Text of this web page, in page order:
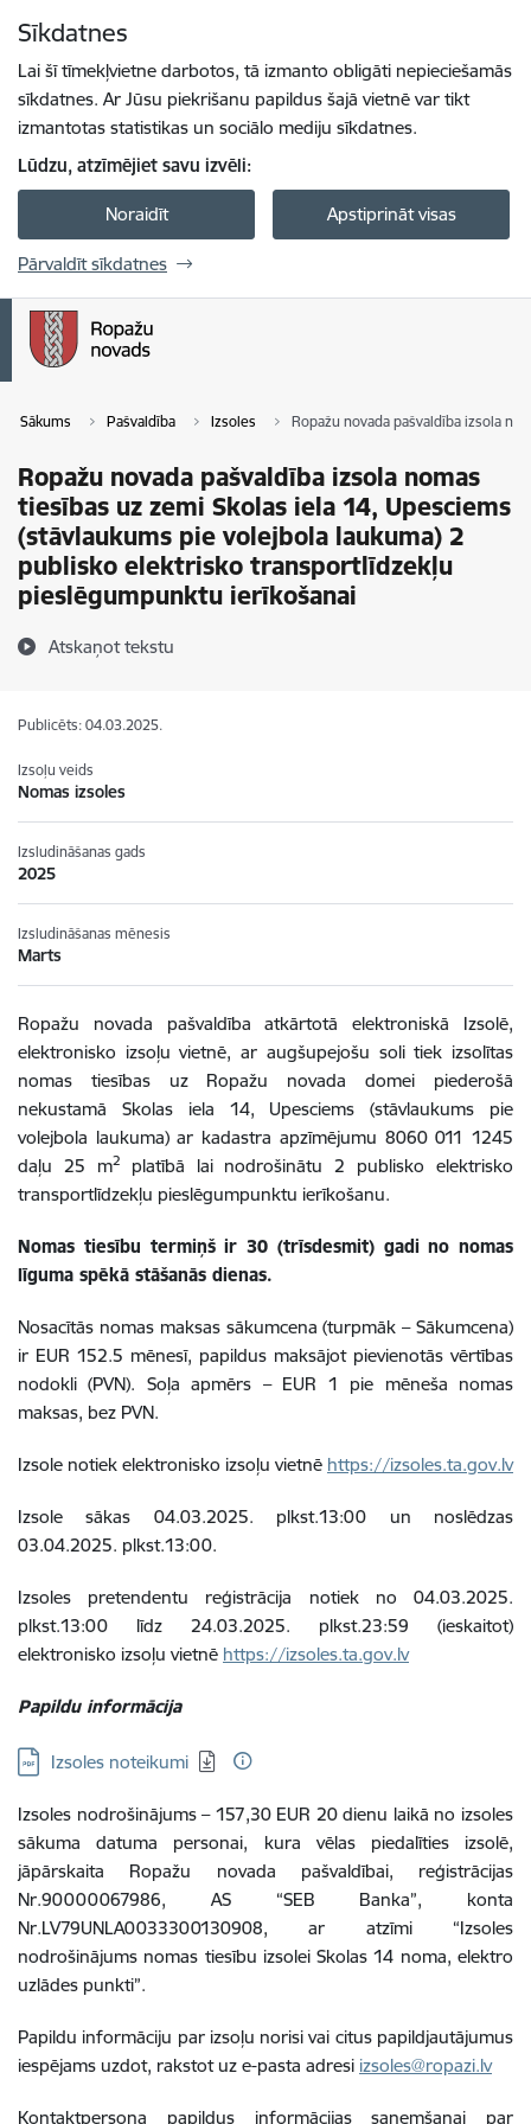
Sīkdatnes
Lai šī tīmekļvietne darbotos, tā izmanto obligāti nepieciešamās
sīkdatnes. Ar Jūsu piekrišanu papildus šajā vietnē var tikt
izmantotas statistikas un sociālo mediju sīkdatnes.
Lūdzu, atzīmējiet savu izvēli:
Noraidīt Apstiprināt visas
Pārvaldīt sīkdatnes
Sākums Pašvaldība Izsoles Ropažu novada pašvaldība izsola
Ropažu novada pašvaldība izsola nomas
tiesības uz zemi Skolas iela 14, Upesciems
(stāvlaukums pie volejbola laukuma) 2
publisko elektrisko transportlīdzekļu
pieslēgumpunktu ierīkošanai
Atskaņot tekstu
Publicēts: 04.03.2025.
Izsoļu veids
Nomas izsoles
Izsludināšanas gads
2025
Izsludināšanas mēnesis
Marts
Ropažu novada pašvaldība atkārtotā elektroniskā Izsolē,
elektronisko izsoļu vietnē, ar augšupejošu soli tiek izsolītas
nomas tiesības uz Ropažu novada domei piederošā
nekustamā Skolas iela 14, Upesciems (stāvlaukums pie
volejbola laukuma)ar kadastra apzīmējumu 8060 011 1245
daļu 25 m2platībā lai nodrošinātu 2 publisko elektrisko
transportlīdzekļu pieslēgumpunktu ierīkošanu.
Nomas tiesību termiņš ir 30 (trīsdesmit) gadi no nomas
līguma spēkā stāšanās dienas.
Nosacītās nomas maksas sākumcena (turpmāk – Sākumcena)
ir EUR 152.5 mēnesī, papildus maksājot pievienotās vērtības
nodokli (PVN). Soļa apmērs – EUR 1 pie mēneša nomas
maksas, bez PVN.
Izsole notiek elektronisko izsoļu vietnē https://izsoles.ta.gov.lv
Izsole sākas 04.03.2025. plkst.13:00 un noslēdzas
03.04.2025. plkst.13:00.
Izsoles pretendentu reģistrācija notiek no 04.03.2025.
plkst.13:00 līdz 24.03.2025. plkst.23:59 (ieskaitot)
elektronisko izsoļu vietnē https://izsoles.ta.gov.lv
Papildu informācija
Lejupielādēt:
Izsoles noteikumi
Izsoles nodrošinājums – 157,30 EUR 20 dienu laikā no izsoles
sākuma datuma personai, kura vēlas piedalīties izsolē,
jāpārskaita Ropažu novada pašvaldībai, reģistrācijas
Nr.90000067986, AS “SEB Banka”, konta
Nr.LV79UNLA0033300130908, ar atzīmi “Izsoles
nodrošinājums nomas tiesību izsolei Skolas 14 noma, elektro
uzlādes punkti”.
Papildu informāciju par izsoļu norisi vai citus papildjautājumus
iespējams uzdot, rakstot uz e-pasta adresi izsoles@ropazi.lv
Kontaktpersona papildus informācijas saņemšanai par